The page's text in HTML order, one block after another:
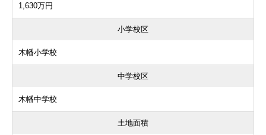
1,630万円
小学校区
木幡小学校
中学校区
木幡中学校
土地面積